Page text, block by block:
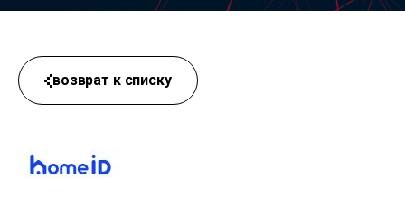
возврат к списку